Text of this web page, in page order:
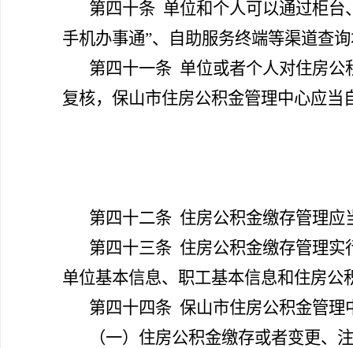
第四十条 单位和个人可以通过柜台
手机办事通”、自助服务终端等渠道查
第四十一条 单位或者个人对住房公
复核，保山市住房公积金管理中心应
第四十二条 住房公积金缴存管理应
第四十三条 住房公积金缴存管理实
单位基本信息、职工基本信息和住房公
第四十四条 保山市住房公积金管理
（一）住房公积金缴存或者变更、